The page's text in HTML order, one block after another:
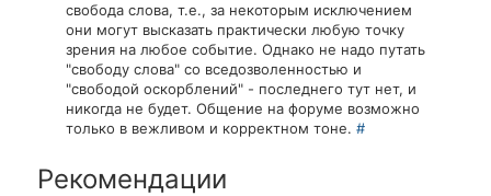
свобода слова, т.е., за некоторым исключением
они могут высказать практически любую точку
зрения на любое событие. Однако не надо путать
"свободу слова" со вседозволенностью и
"свободой оскорблений" - последнего тут нет, и
никогда не будет. Общение на форуме возможно
только в вежливом и корректном тоне. #
Рекомендации